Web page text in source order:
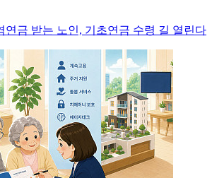
연금 받는 노인, 기초연금 수령 길 열린다